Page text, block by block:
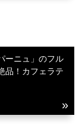
ーニュ」のフル
品！カフェラテ